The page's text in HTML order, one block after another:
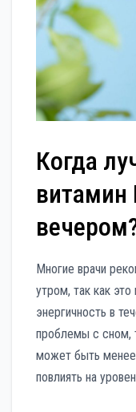
Когда
витамин
Многие врачи
утром, так как
энергичность в
проблемы с сном,
может быть
повлиять на